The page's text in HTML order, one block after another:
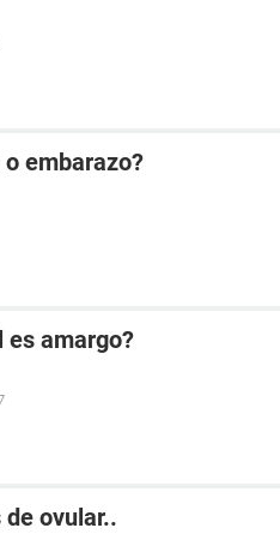
embarazo?
es amargo?
ovular..